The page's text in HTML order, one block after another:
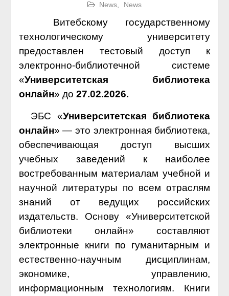
News, News
Витебскому государственному
технологическому университету
предоставлен тестовый доступ к
электронно-библиотечной системе
«Университетская библиотека
онлайн» до 27.02.2026.
ЭБС «Университетская библиотека
онлайн» — это электронная библиотека,
обеспечивающая доступ высших
учебных заведений к наиболее
востребованным материалам учебной и
научной литературы по всем отраслям
знаний от ведущих российских
издательств. Основу «Университетской
библиотеки онлайн» составляют
электронные книги по гуманитарным и
естественно-научным дисциплинам,
экономике, управлению,
информационным технологиям. Книги